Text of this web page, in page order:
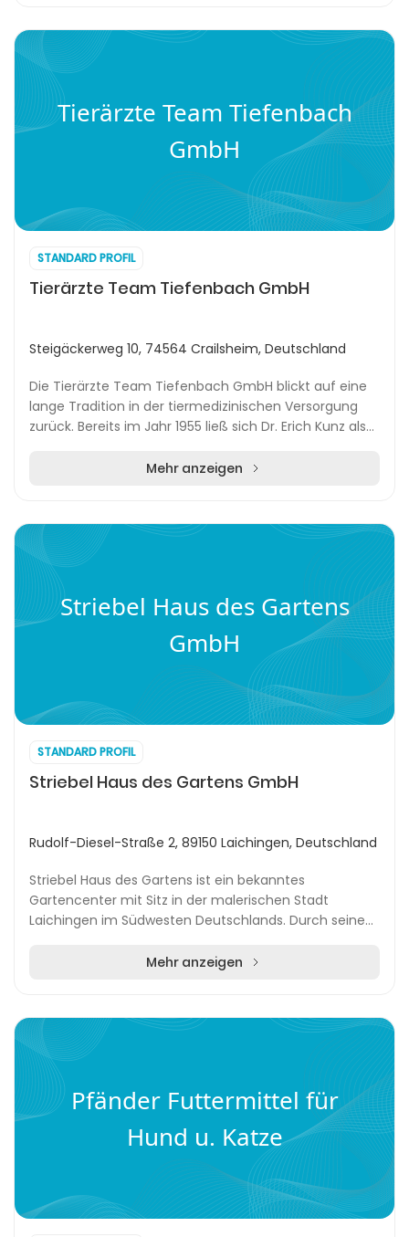
Tierärzte Team Tiefenbach
GmbH
STANDARD PROFIL
Tierärzte Team Tiefenbach GmbH
Steigäckerweg 10, 74564 Crailsheim, Deutschland
Die Tierärzte Team Tiefenbach GmbH blickt auf eine
lange Tradition in der tiermedizinischen Versorgung
zurück. Bereits im Jahr 1955 ließ sich Dr. Erich Kunz als
Mehr anzeigen
Striebel Haus des Gartens
GmbH
STANDARD PROFIL
Striebel Haus des Gartens GmbH
Rudolf-Diesel-Straße 2, 89150 Laichingen, Deutschland
Striebel Haus des Gartens ist ein bekanntes
Gartencenter mit Sitz in der malerischen Stadt
Laichingen im Südwesten Deutschlands. Durch seine
Mehr anzeigen
Pfänder Futtermittel für
Hund u. Katze